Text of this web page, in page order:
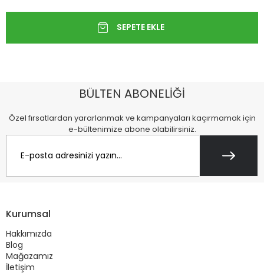
BÜLTEN ABONELİĞİ
Özel fırsatlardan yararlanmak ve kampanyaları kaçırmamak için
e-bültenimize abone olabilirsiniz.
Kurumsal
Hakkımızda
Blog
Mağazamız
İletişim